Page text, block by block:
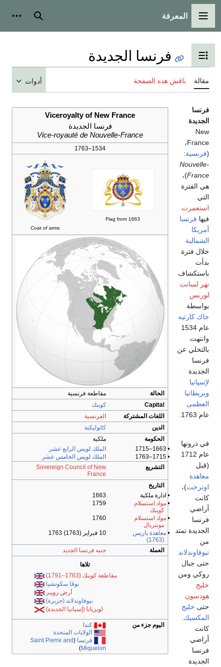
القائمة الرئيسية
المعرفة بحث
تبديل عرض جدول المحتويات
فرنسا الجديدة
مقالة ناقش هذه الصفحة أدوات
Viceroyalty of New France
فرنسا الجديدة
Vice-royauté de Nouvelle-France
1534–1763
Flag from 1663
Coat of arms
الحالة
مقاطعة فرنسية
Capital
كويبك
اللغات المشتركة
الفرنسية
الدين
كاثوليكية
الحكومة
ملكية
• 1663–1715
الملك لويس الرابع عشر
• 1715–1763
الملك لويس الخامس عشر
التشريع
Sovereign Council of New
France
التاريخ
• ادارة ملكية
1663
•مواد استسلام
كويبك
1759
•مواد استسلام
مونتريال
1760
•معاهدة باريس
(1763)
10 فبراير (1763) 1763
العملة جنيه فرنسا الجديد
تلاها
مقاطعة كويبك (1763–1791)
نوڤا سكوتشيا
أرض روپير
نيوفاوندلاند (جزيرة)
لويزيانا (إسپانيا الجديدة)
اليوم جزء من
كندا
الولايات المتحدة
فرنسا (
Saint Pierre and
Miquelon
)
فرنسا
الجديدة
New
France،
(فرنسية:
Nouvelle-
France)،
هي الفترة
التي
استعمرت
فيها فرنسا
أمريكا
الشمالية
خلال فترة
بدأت
باستكشاف
نهر لسانت
لورنس
بواسطة
جاك كارتيه
عام 1534
وانتهت
بالتخلي عن
فرنسا
الجديدة
لإسپانيا
وبريطانيا
العظمى
عام 1763.
في ذروتها
عام 1712
(قبل
معاهدة
اوترخت)،
كانت
أراضي
فرنسا
الجديدة تمتد
من
نيوفاوندلاند
حتى جبال
روكي ومن
خليج
هودسون
حتى خليج
المكسيك
كانت
أراضي
فرنسا
الجديدة